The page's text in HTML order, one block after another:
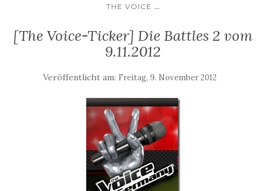
THE VOICE ...
[The Voice-Ticker] Die Battles 2 vom
9.11.2012
Veröffentlicht am: Freitag, 9. November 2012